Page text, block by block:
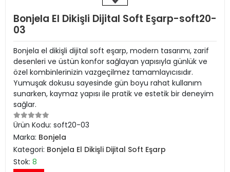
Bonjela El Dikişli Dijital Soft Eşarp-soft20-
03
Bonjela el dikişli dijital soft eşarp, modern tasarımı, zarif
desenleri ve üstün konfor sağlayan yapısıyla günlük ve
özel kombinlerinizin vazgeçilmez tamamlayıcısıdır.
Yumuşak dokusu sayesinde gün boyu rahat kullanım
sunarken, kaymaz yapısı ile pratik ve estetik bir deneyim
sağlar.
Ürün Kodu: soft20-03
Marka: Bonjela
Kategori: Bonjela El Dikişli Dijital Soft Eşarp
Stok: 8